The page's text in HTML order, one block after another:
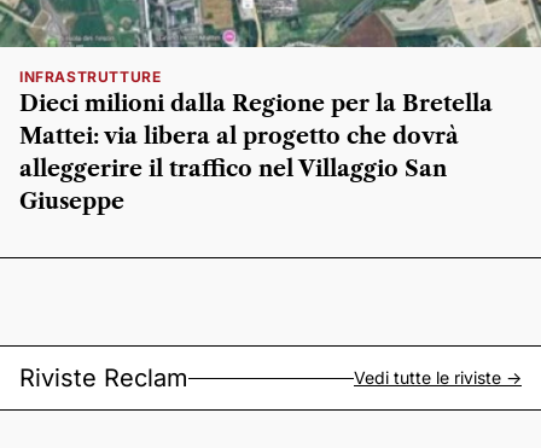
INFRASTRUTTURE
Dieci milioni dalla Regione per la Bretella
Mattei: via libera al progetto che dovrà
alleggerire il traffico nel Villaggio San
Giuseppe
Riviste Reclam Vedi tutte le riviste ->